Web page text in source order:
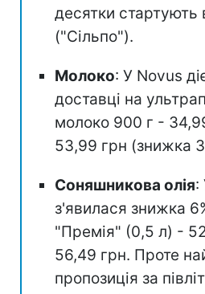
десятки стартують
("Сільпо").
Молоко: У Novus
доставці на
молоко 900 г -
53,99 грн (знижка
Соняшникова олія:
з'явилася знижка
"Премія" (0,5 л) -
56,49 грн. Проте
пропозиція за